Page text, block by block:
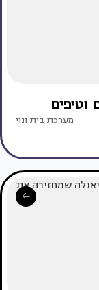
וטיפים
מערכת בית ונוי